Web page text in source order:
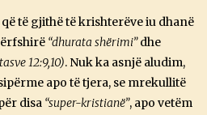
të gjithë të krishterëve iu dhanë
“dhurata shërimi”dhe
12:9,10). Nuk ka asnjë aludim,
apo të tjera, se mrekullitë
disa “super-kristianë”, apo vetëm